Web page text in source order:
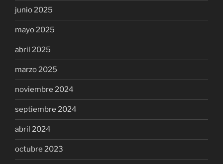
junio 2025
mayo 2025
abril 2025
marzo 2025
noviembre 2024
septiembre 2024
abril 2024
octubre 2023